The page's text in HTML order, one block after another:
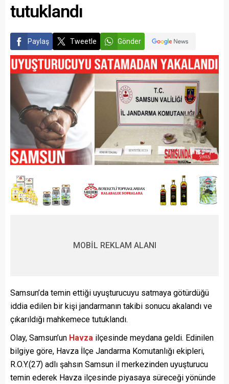
tutuklandı
Paylaş Tweetle Gönder
MOBİL REKLAM ALANI
Samsun’da temin ettiği uyuşturucuyu satmaya götürdüğü
iddia edilen bir kişi jandarmanın takibi sonucu akalandı ve
çıkarıldığı mahkemece tutuklandı.
Olay, Samsun’un Havza ilçesinde meydana geldi. Edinilen
bilgiye göre, Havza İlçe Jandarma Komutanlığı ekipleri,
R.O.Y.(27) adlı şahsın Samsun il merkezinden uyuşturucu
temin ederek Havza ilçesinde piyasaya süreceği yönünde